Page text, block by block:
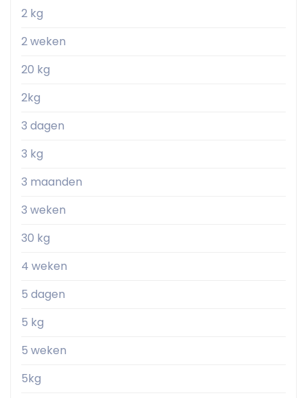
2 kg
2 weken
20 kg
2kg
3 dagen
3 kg
3 maanden
3 weken
30 kg
4 weken
5 dagen
5 kg
5 weken
5kg